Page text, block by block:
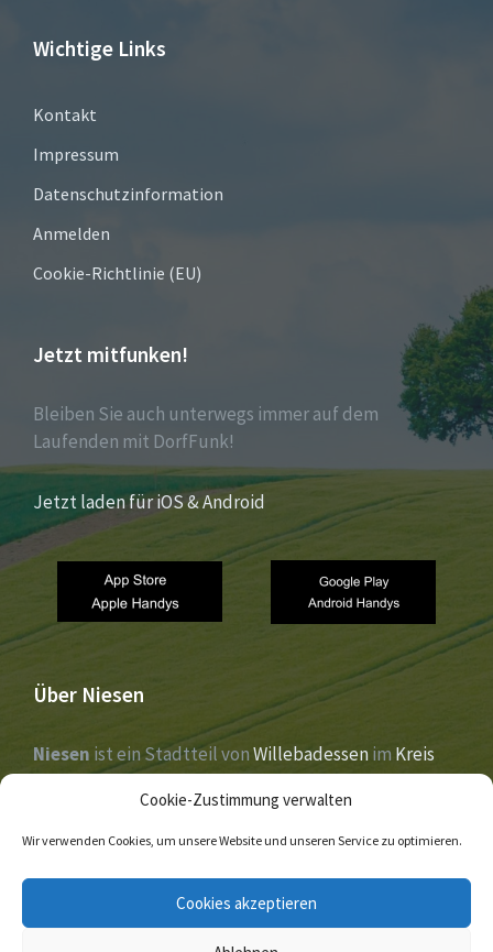
Cookie-Zustimmung verwalten
Wir verwenden Cookies, um unsere Website und unseren Service zu optimieren.
Cookies akzeptieren
Wichtige Links
Kontakt
Impressum
Datenschutzinformation
Anmelden
Cookie-Richtlinie (EU)
Jetzt mitfunken!
Bleiben Sie auch unterwegs immer auf dem
Laufenden mit DorfFunk!
Jetzt laden für iOS & Android
Über Niesen
Niesen ist ein Stadtteil vonWillebadessenim Kreis
Höxter,Nordrhein-Westfalen. Der Ort liegt im Tal der
und wurde 1273 erstmals urkundlich erwähnt.
Facebook Twitter